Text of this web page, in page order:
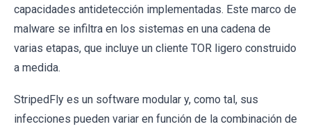
capacidades antidetección implementadas. Este marco de
malware se infiltra en los sistemas en una cadena de
varias etapas, que incluye un cliente TOR ligero construido
a medida.
StripedFly es un software modular y, como tal, sus
infecciones pueden variar en función de la combinación de